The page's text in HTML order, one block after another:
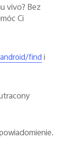
vivo? Bez
Ci
findi